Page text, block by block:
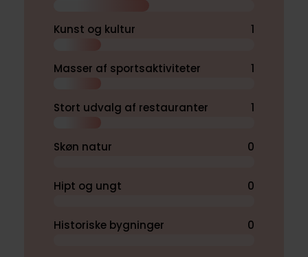
Kunst og kultur 1
Masser af sportsaktiviteter 1
Stort udvalg af restauranter 1
Skøn natur 0
Hipt og ungt 0
Historiske bygninger 0